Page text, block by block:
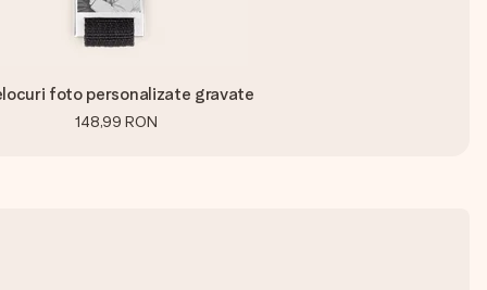
foto personalizate gravate
148,99 RON